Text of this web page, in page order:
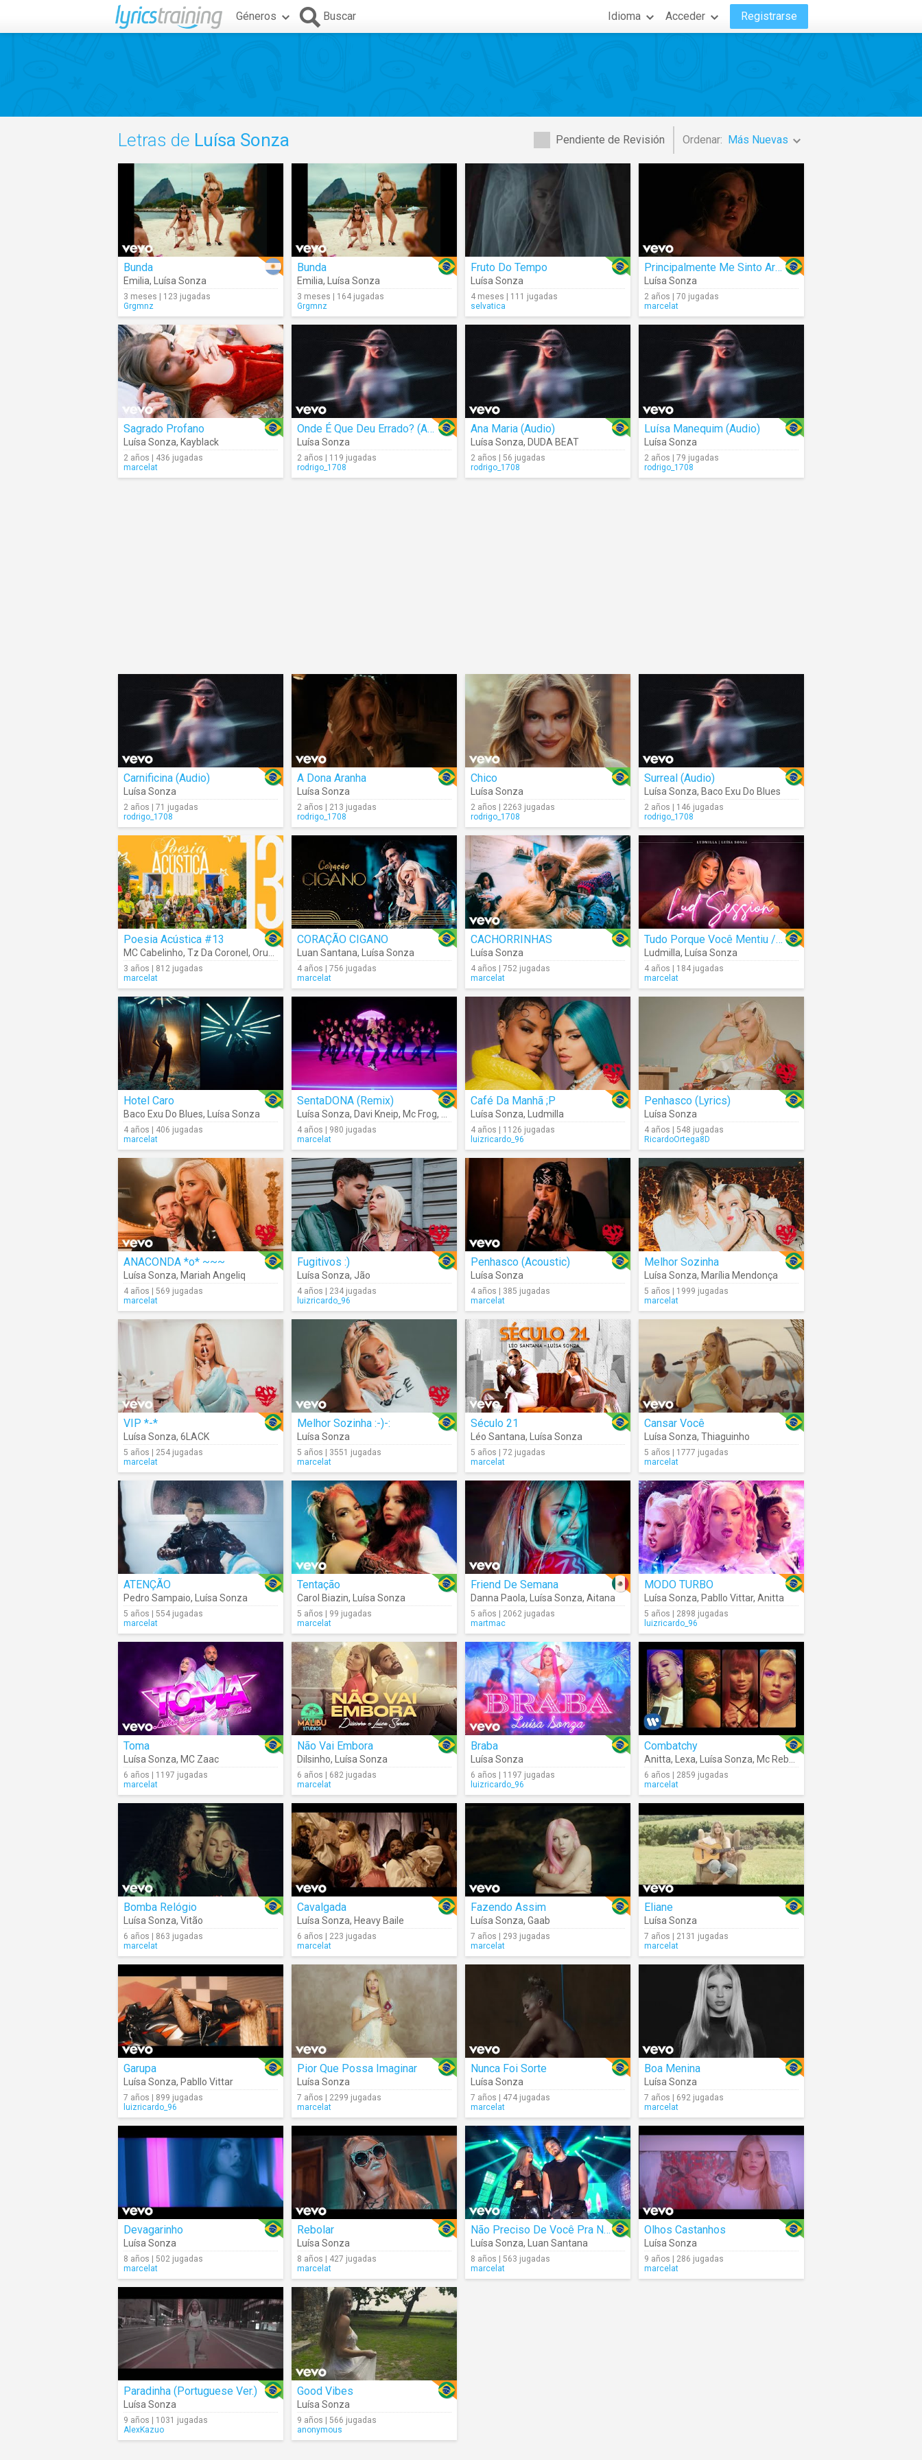
Géneros Buscar Idioma Acceder Registrarse
Pendiente de Revisión Ordenar: Más Nuevas
Letras de Luísa Sonza
Bunda
Emilia, Luísa Sonza
3 meses | 123 jugadas
Grgmnz
Bunda
Emilia, Luísa Sonza
3 meses | 164 jugadas
Grgmnz
Fruto Do Tempo
Luísa Sonza
4 meses | 111 jugadas
selvatica
Principalmente Me Sinto Arrasada
Luísa Sonza
2 años | 70 jugadas
marcelat
Sagrado Profano
Luísa Sonza, Kayblack
2 años | 436 jugadas
marcelat
Onde É Que Deu Errado? (Audio)
Luísa Sonza
2 años | 119 jugadas
rodrigo_1708
Ana Maria (Audio)
Luísa Sonza, DUDA BEAT
2 años | 56 jugadas
rodrigo_1708
Luísa Manequim (Audio)
Luísa Sonza
2 años | 79 jugadas
rodrigo_1708
Carnificina (Audio)
Luísa Sonza
2 años | 71 jugadas
rodrigo_1708
A Dona Aranha
Luísa Sonza
2 años | 213 jugadas
rodrigo_1708
Chico
Luísa Sonza
2 años | 2263 jugadas
rodrigo_1708
Surreal (Audio)
Luísa Sonza, Baco Exu Do Blues
2 años | 146 jugadas
rodrigo_1708
Poesia Acústica #13
MC Cabelinho, Tz Da Coronel , Oruam L7NNON,Chefin, N.I.N.A ,Chris MC Luísa Sonza
3 años | 812 jugadas
marcelat
CORAÇÃO CIGANO
Luan Santana, Luísa Sonza
4 años | 756 jugadas
marcelat
CACHORRINHAS
Luísa Sonza
4 años | 752 jugadas
marcelat
Tudo Porque Você Mentiu / Penhasco / De Rolê / Café Da Manhã ;P / Doutora 3
Ludmilla, Luísa Sonza
4 años | 184 jugadas
marcelat
Hotel Caro
Baco Exu Do Blues, Luísa Sonza
4 años | 406 jugadas
marcelat
SentaDONA (Remix)
Luísa Sonza, Davi Kneip, Mc Frog, Dj Gabriel Do Borel
4 años | 980 jugadas
marcelat
Café Da Manhã ;P
Luísa Sonza, Ludmilla
4 años | 1126 jugadas
luizricardo_96
Penhasco (Lyrics)
Luísa Sonza
4 años | 548 jugadas
RicardoOrtega8D
ANACONDA *o* ~~~
Luísa Sonza, Mariah Angeliq
4 años | 569 jugadas
marcelat
Fugitivos :)
Luísa Sonza, Jão
4 años | 234 jugadas
luizricardo_96
Penhasco (Acoustic)
Luísa Sonza
4 años | 385 jugadas
marcelat
Melhor Sozinha
Luísa Sonza, Marília Mendonça
5 años | 1999 jugadas
marcelat
VIP *-*
Luísa Sonza, 6LACK
5 años | 254 jugadas
marcelat
Melhor Sozinha :-)-:
Luísa Sonza
5 años | 3551 jugadas
marcelat
Século 21
Léo Santana, Luísa Sonza
5 años | 72 jugadas
marcelat
Cansar Você
Luísa Sonza, Thiaguinho
5 años | 1777 jugadas
marcelat
ATENÇÃO
Pedro Sampaio, Luísa Sonza
5 años | 554 jugadas
marcelat
Tentação
Carol Biazin, Luísa Sonza
5 años | 99 jugadas
marcelat
Friend De Semana
Danna Paola, Luísa Sonza, Aitana
5 años | 2062 jugadas
martmac
MODO TURBO
Luísa Sonza, Pabllo Vittar, Anitta
5 años | 2898 jugadas
luizricardo_96
Toma
Luísa Sonza, MC Zaac
6 años | 1197 jugadas
marcelat
Não Vai Embora
Dilsinho, Luísa Sonza
6 años | 682 jugadas
marcelat
Braba
Luísa Sonza
6 años | 1197 jugadas
luizricardo_96
Combatchy
Anitta, Lexa, Luísa Sonza, Mc Rebecca
6 años | 2859 jugadas
marcelat
Bomba Relógio
Luísa Sonza, Vitão
6 años | 863 jugadas
marcelat
Cavalgada
Luísa Sonza, Heavy Baile
6 años | 223 jugadas
marcelat
Fazendo Assim
Luísa Sonza, Gaab
7 años | 293 jugadas
marcelat
Eliane
Luísa Sonza
7 años | 2131 jugadas
marcelat
Garupa
Luísa Sonza, Pabllo Vittar
7 años | 899 jugadas
luizricardo_96
Pior Que Possa Imaginar
Luísa Sonza
7 años | 2299 jugadas
marcelat
Nunca Foi Sorte
Luísa Sonza
7 años | 474 jugadas
marcelat
Boa Menina
Luísa Sonza
7 años | 692 jugadas
marcelat
Devagarinho
Luísa Sonza
8 años | 502 jugadas
marcelat
Rebolar
Luísa Sonza
8 años | 427 jugadas
marcelat
Não Preciso De Você Pra Nada
Luísa Sonza, Luan Santana
8 años | 563 jugadas
marcelat
Olhos Castanhos
Luísa Sonza
9 años | 286 jugadas
marcelat
Paradinha (Portuguese Ver.)
Luísa Sonza
9 años | 1031 jugadas
AlexKazuo
Good Vibes
Luísa Sonza
9 años | 566 jugadas
anonymous